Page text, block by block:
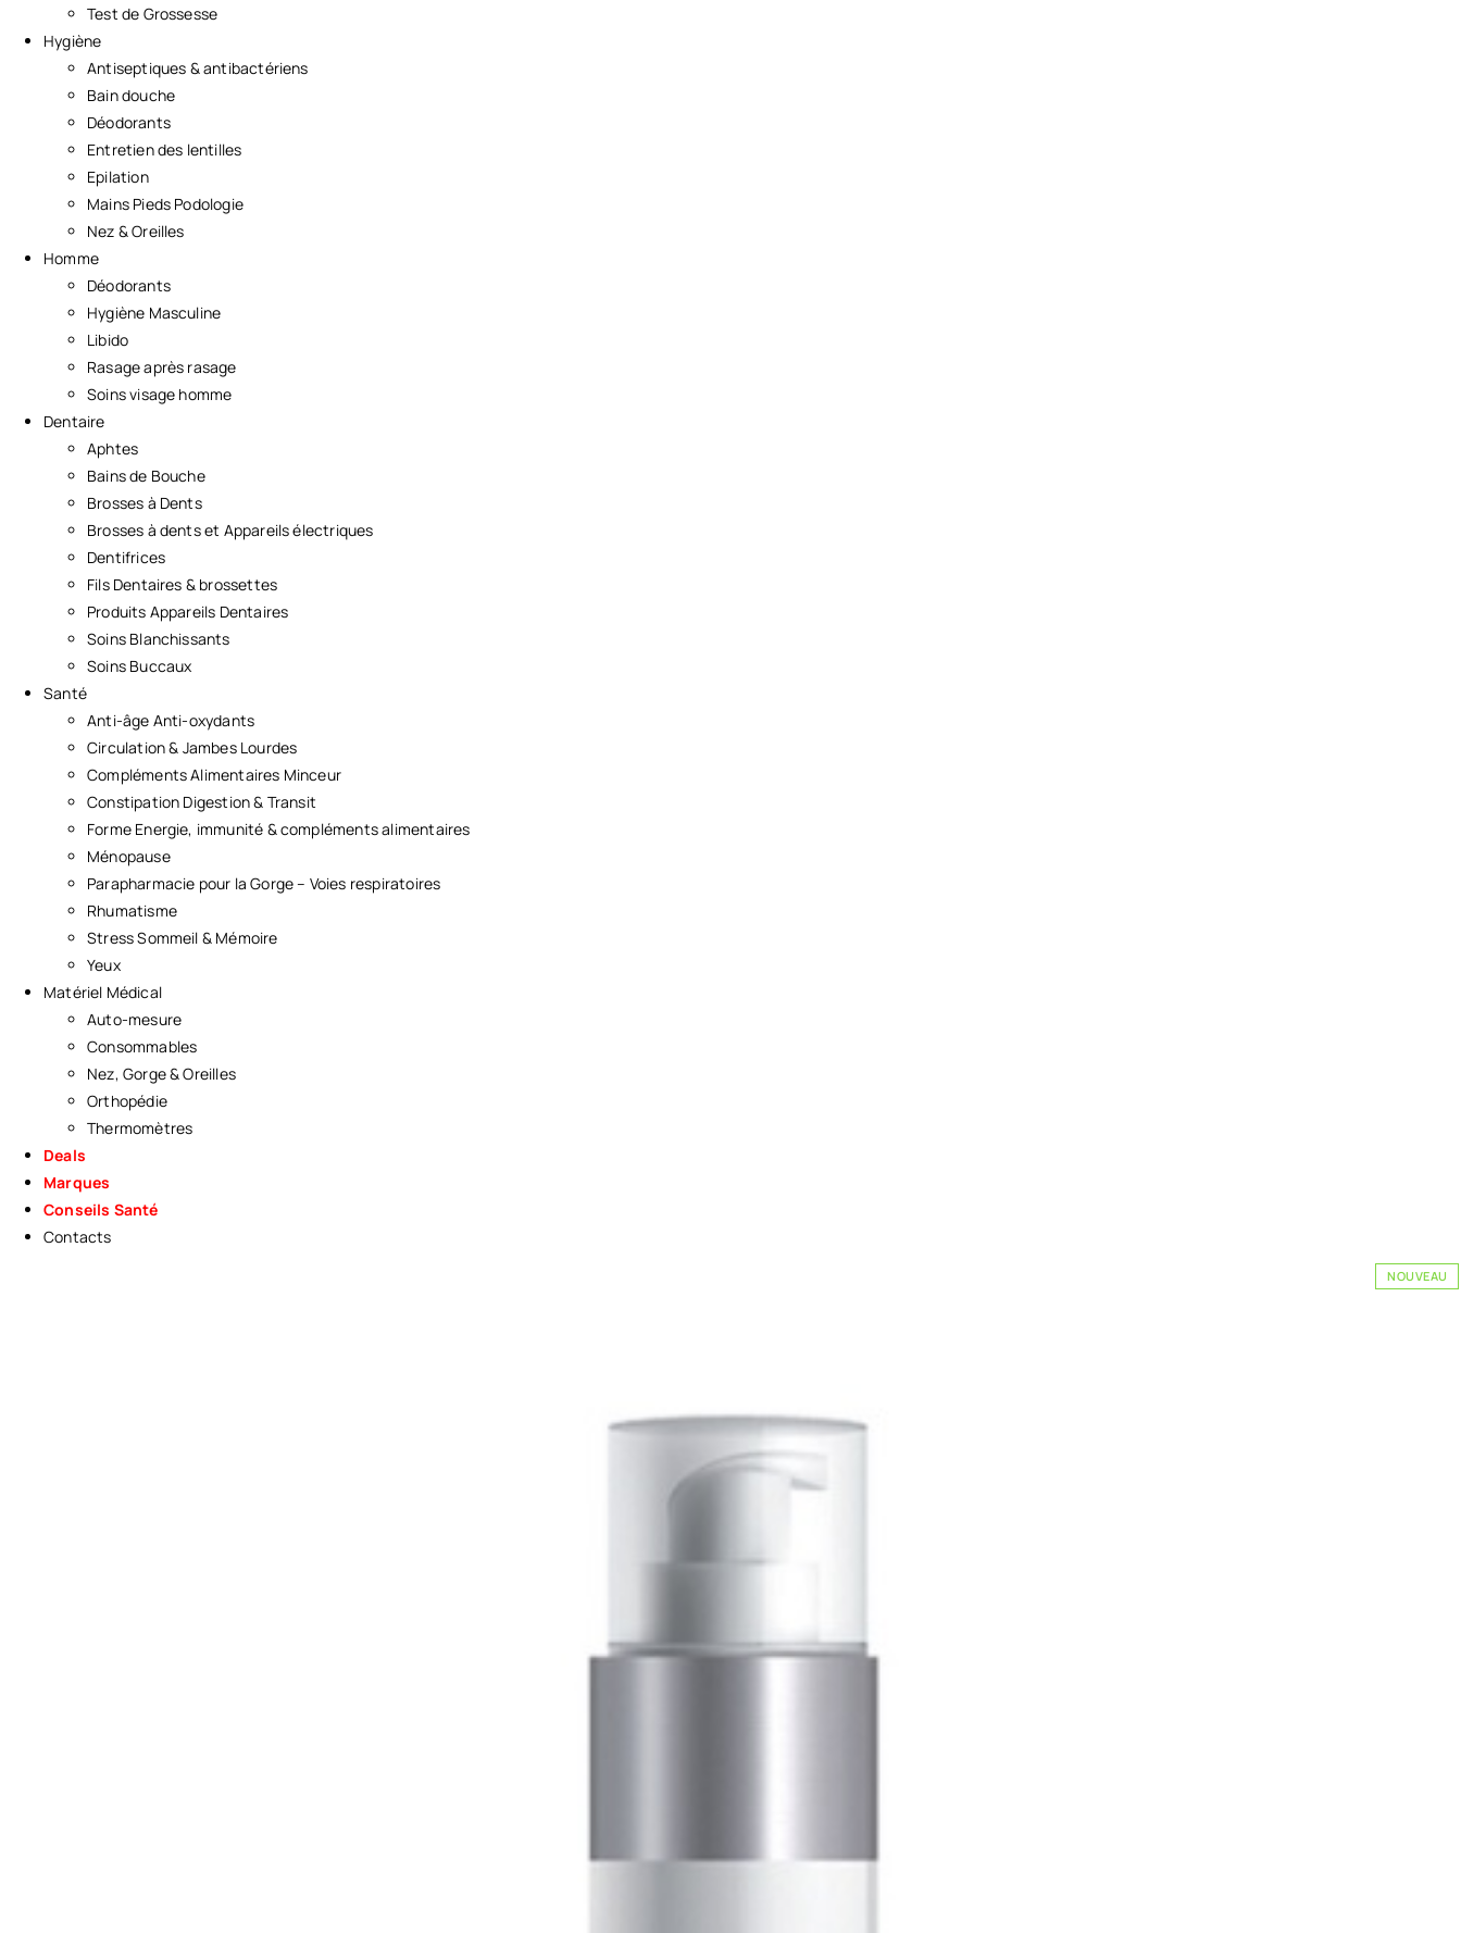
Test de Grossesse
Hygiène
Antiseptiques & antibactériens
Bain douche
Déodorants
Entretien des lentilles
Epilation
Mains Pieds Podologie
Nez & Oreilles
Homme
Déodorants
Hygiène Masculine
Libido
Rasage après rasage
Soins visage homme
Dentaire
Aphtes
Bains de Bouche
Brosses à Dents
Brosses à dents et Appareils électriques
Dentifrices
Fils Dentaires & brossettes
Produits Appareils Dentaires
Soins Blanchissants
Soins Buccaux
Santé
Anti-âge Anti-oxydants
Circulation & Jambes Lourdes
Compléments Alimentaires Minceur
Constipation Digestion & Transit
Forme Energie, immunité & compléments alimentaires
Ménopause
Parapharmacie pour la Gorge – Voies respiratoires
Rhumatisme
Stress Sommeil & Mémoire
Yeux
Matériel Médical
Auto-mesure
Consommables
Nez, Gorge & Oreilles
Orthopédie
Thermomètres
Deals
Marques
Conseils Santé
Contacts
NOUVEAU